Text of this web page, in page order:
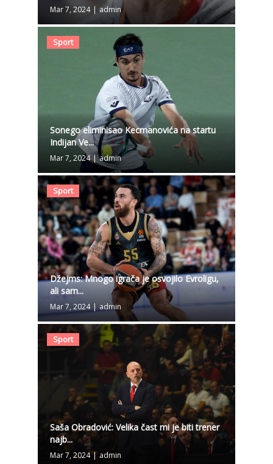
Mar 7, 2024 | admin
Sport
Sonego eliminisao Kecmanovića na startu
Indijan Ve...
Mar 7, 2024 | admin
Sport
Džejms: Mnogo igrača je osvojilo Evroligu,
ali sam...
Mar 7, 2024 | admin
Sport
Saša Obradović: Velika čast mi je biti trener
najb...
Mar 7, 2024 | admin